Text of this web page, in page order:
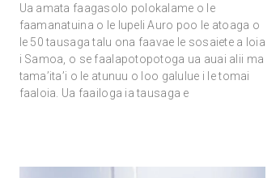
Ua amata faagasolo polokalame o le
faamanatuina o le Iupeli Auro poo le atoaga o
le 50 tausaga talu ona faavae le sosaiete a loia
i Samoa, o se faalapotopotoga ua auai alii ma
tama’ita’i o le atunuu o loo galulue i le tomai
faaloia. Ua faailoga ia tausaga e